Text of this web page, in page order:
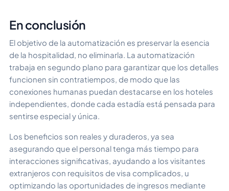
En conclusión
El objetivo de la automatización es preservar la esencia
de la hospitalidad, no eliminarla. La automatización
trabaja en segundo plano para garantizar que los detalles
funcionen sin contratiempos, de modo que las
conexiones humanas puedan destacarse en los hoteles
independientes, donde cada estadía está pensada para
sentirse especial y única.
Los beneficios son reales y duraderos, ya sea
asegurando que el personal tenga más tiempo para
interacciones significativas, ayudando a los visitantes
extranjeros con requisitos de visa complicados, u
optimizando las oportunidades de ingresos mediante